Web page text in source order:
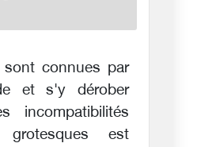
connues par
et s'y dérober
incompatibilités
est